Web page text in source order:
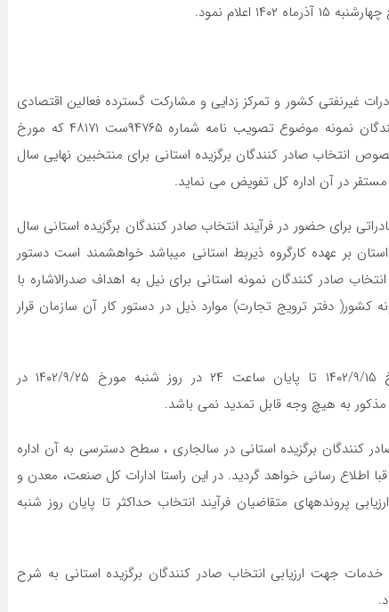
اعلام نمود.
غیرنفتی کشور و تمرکز زدایی و مشارکت گسترده فعالین اقتصادی
مطابق با مفاد ماده (۷) آیین نامه تشویق صادر کنندگان نمونه موضوع تصویب نامه شماره ۹۴۷۶۵ست ۴۸۱۷۱ که مورخ
در خصوص انتخاب صادر کنندگان برگزیده استانی برای منتخبین نهایی سال
برای حضور در فرآیند انتخاب صادر کنندگان برگزیده استانی سال
استان بر عهده کارگروه ذیربط استانی میباشد خواهشمند است دستور
صادر کنندگان نمونه استانی برای نیل به اهداف صدرالاشاره با
کشور( دفتر ترویج تجارت) موارد ذیل در دستور کار آن سازمان قرار
۱- ثبت نام کلیه متقاضیان از روز چهارشنبه مورخ ۱۴۰۲/۹/۱۵ تا پایان ساعت ۲۴ در روز شنبه مورخ ۱۴۰۲/۹/۲۵ در
مذکور به هیچ وجه قابل تمدید نمی باشد.
کنندگان برگزیده استانی در سالجاری ، سطح دسترسی به آن اداره
اطلاع رسانی خواهد گردید. در این راستا ادارات کل صنعت، معدن و
پروندههای متقاضیان فرآیند انتخاب حداکثر تا پایان روز شنبه
جهت ارزیابی انتخاب صادر کنندگان برگزیده استانی به شرح